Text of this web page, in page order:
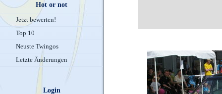
Hot or not
Jetzt bewerten!
Top 10
Neuste Twingos
Letzte Änderungen
Login